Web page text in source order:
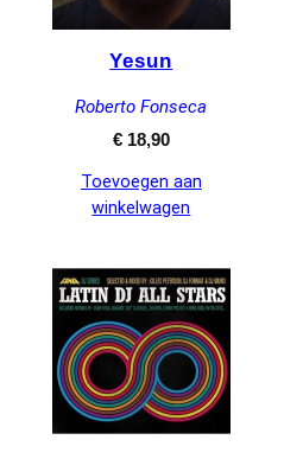
Yesun
Roberto Fonseca
€18,90
Toevoegen aan
winkelwagen